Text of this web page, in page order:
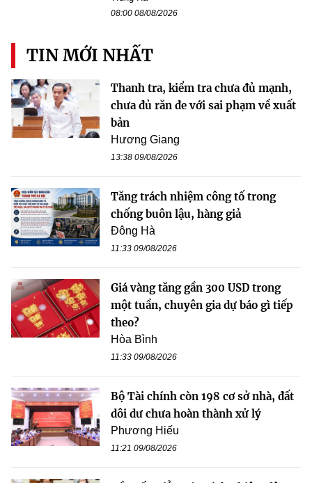
08:00 08/08/2026
TIN MỚI NHẤT
Thanh tra, kiểm tra chưa đủ mạnh,
chưa đủ răn đe với sai phạm về xuất
bản
Hương Giang
13:38 09/08/2026
Tăng trách nhiệm công tố trong
chống buôn lậu, hàng giả
Đông Hà
11:33 09/08/2026
Giá vàng tăng gần 300 USD trong
một tuần, chuyên gia dự báo gì tiếp
theo?
Hòa Bình
11:33 09/08/2026
Bộ Tài chính còn 198 cơ sở nhà, đất
dôi dư chưa hoàn thành xử lý
Phương Hiếu
11:21 09/08/2026